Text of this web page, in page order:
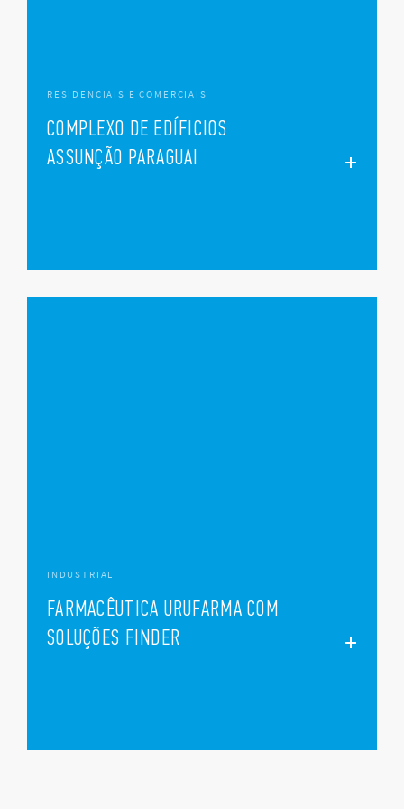
RESIDENCIAIS E COMERCIAIS
COMPLEXO DE EDÍFICIOS
ASSUNÇÃO PARAGUAI
INDUSTRIAL
FARMACÊUTICA URUFARMA COM
SOLUÇÕES FINDER